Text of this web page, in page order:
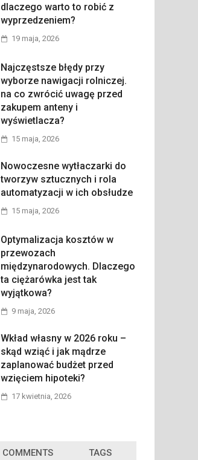
dlaczego warto to robić z
wyprzedzeniem?
19 maja, 2026
Najczęstsze błędy przy
wyborze nawigacji rolniczej.
na co zwrócić uwagę przed
zakupem anteny i
wyświetlacza?
15 maja, 2026
Nowoczesne wytłaczarki do
tworzyw sztucznych i rola
automatyzacji w ich obsłudze
15 maja, 2026
Optymalizacja kosztów w
przewozach
międzynarodowych. Dlaczego
ta ciężarówka jest tak
wyjątkowa?
9 maja, 2026
Wkład własny w 2026 roku –
skąd wziąć i jak mądrze
zaplanować budżet przed
wzięciem hipoteki?
17 kwietnia, 2026
COMMENTS TAGS